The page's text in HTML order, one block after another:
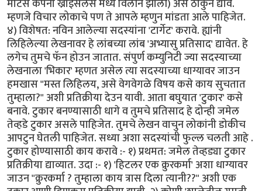
मोटर्स कंपनी ख्राईसलर्स मध्ये विलीन झाली) असे ठोकुन द्यावे.
म्हणजे विचार लोकाचे पण ते आपले म्हणुन मांडता आले पाहिजेत.
४) विशेषत: नविन आलेल्या सदस्यांना 'टार्गेट' करावे. ह्यांनी
लिहिलेल्या लेखनावर हे लांबच्या लांब 'अभ्यासु प्रतिसाद' द्यावेत. हे
लगेच तुमचे फॅन होउन जातात. संपुर्ण कम्युनिटी ज्या सदस्याच्या
लेखनाला 'भिकार' म्हणत असेल त्या सदस्याच्या धाग्यावर जाउन
हमखास "मस्त लिहिलय, असे वेगवेगळे विषय कसे काय सुचतात
तुम्हाला?" अशी प्रतिक्रीया देउन यावी. आता बघुयात 'टुकार' कसे
बनावे. टुकार बनण्यासाठी धागे व तुमचे प्रतिसाद हे दोन्ही जमेल
तेव्हडे टुकार असले पाहिजेत. तुमचे लेखन वाचुन लोकांनी डोकीच
आपटुन घेतली पाहिजेत. सध्या अशा सदस्यांची फुल्ल चलती आहे .
टुकार होण्यासाठी काय करावे :- १) प्रथमत: जमेल तेव्हड्या टुकार
प्रतिक्रीया द्याव्यात. उदा :- १) 'हिटलर एक क्रुरकर्मा' अशा धाग्यावर
जाउन "क्रुरकर्मा ? तुम्हाला काय त्रास दिला त्यानी??" अशी एक